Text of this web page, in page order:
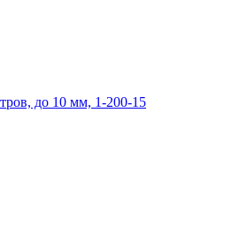
до 10 мм, 1-200-15